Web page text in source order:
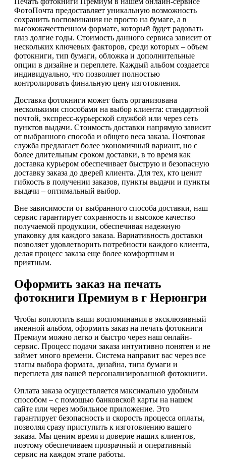
ФотоПочта предоставляет уникальную возможность
сохранить воспоминания не просто на бумаге, а в
высококачественном формате, который будет радовать
глаз долгие годы. Стоимость данного сервиса зависит от
нескольких ключевых факторов, среди которых – объем
фотокниги, тип бумаги, обложка и дополнительные
опции в дизайне и переплете. Каждый альбом создается
индивидуально, что позволяет полностью
контролировать финальную цену изготовления.
Доставка фотокниги может быть организована
несколькими способами на выбор клиента: стандартной
почтой, экспресс-курьерской службой или через сеть
пунктов выдачи. Стоимость доставки напрямую зависит
от выбранного способа и общего веса заказа. Почтовая
служба предлагает более экономичный вариант, но с
более длительным сроком доставки, в то время как
доставка курьером обеспечивает быструю и безопасную
доставку заказа до дверей клиента. Для тех, кто ценит
гибкость в получении заказов, пункты выдачи и пункты
выдачи – оптимальный выбор.
Вне зависимости от выбранного способа доставки, наш
сервис гарантирует сохранность и высокое качество
получаемой продукции, обеспечивая надежную
упаковку для каждого заказа. Вариативность доставки
позволяет удовлетворить потребности каждого клиента,
делая процесс заказа еще более комфортным и
приятным.
Оформить заказ на печать
фотокниги Премиум в г Нерюнгри
Чтобы воплотить ваши воспоминания в эксклюзивный
именной альбом, оформить заказ на печать фотокниги
Премиум можно легко и быстро через наш онлайн-
сервис. Процесс подачи заказа интуитивно понятен и не
займет много времени. Система направит вас через все
этапы выбора формата, дизайна, типа бумаги и
переплета для вашей персонализированной фотокниги.
Оплата заказа осуществляется максимально удобным
способом – с помощью банковской карты на нашем
сайте или через мобильное приложение. Это
гарантирует безопасность и скорость процесса оплаты,
позволяя сразу приступить к изготовлению вашего
заказа. Мы ценим время и доверие наших клиентов,
поэтому обеспечиваем прозрачный и оперативный
сервис на каждом этапе работы.